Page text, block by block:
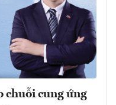
chuỗi cung ứng